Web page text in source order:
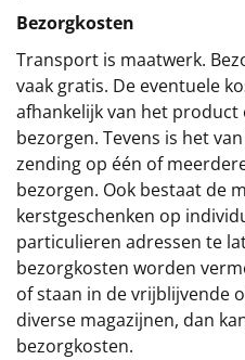
Bezorgkosten
Transport is maatwerk.
vaak gratis. De eventuele
afhankelijk van het product
bezorgen. Tevens is het
zending op één of
bezorgen. Ook bestaat de
kerstgeschenken op
particulieren adressen te
bezorgkosten worden
of staan in de vrijblijvende
diverse magazijnen, dan
bezorgkosten.